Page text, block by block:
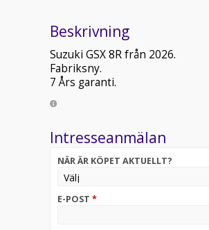
Beskrivning
Suzuki GSX 8R från 2026.
Fabriksny.
7 Års garanti.
Intresseanmälan
NÄR ÄR KÖPET AKTUELLT?
E-POST *